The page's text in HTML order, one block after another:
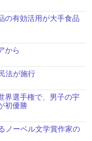
の有効活用が大手食品
から
法が施行
界選手権で、男子の宇
初優勝
ノーベル文学賞作家の